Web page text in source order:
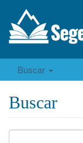
Buscar
Buscar